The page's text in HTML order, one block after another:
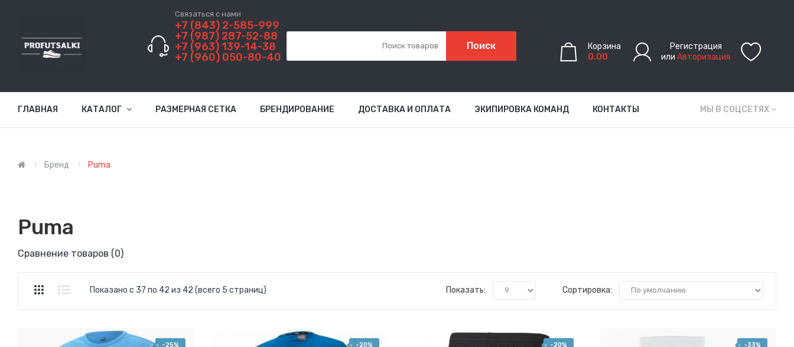
Связаться с нами
+7 (843) 2-585-999
+7 (987) 287-52-88
+7 (963) 139-14-38
+7 (960) 050-80-40
Поиск
Регистрация
или Авторизация
Корзина
0.00
МЫ В СОЦСЕТЯХ
ГЛАВНАЯ КАТАЛОГ РАЗМЕРНАЯ СЕТКА БРЕНДИРОВАНИЕ ДОСТАВКА И ОПЛАТА ЭКИПИРОВКА КОМАНД КОНТАКТЫ
Бренд Puma
Puma
Сравнение товаров (0)
Показано с 37 по 42 из 42 (всего 5 страниц) Сортировка:
Показать:
-25% -20% -20% -33%